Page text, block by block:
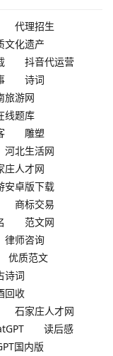
代理招生
文化遗产
抖音代运营
诗词
旅游网
线题库
雕塑
河北生活网
庄人才网
安卓版下载
商标交易
范文网
律师咨询
优质范文
诗词
回收
石家庄人才网
读后感
国内版